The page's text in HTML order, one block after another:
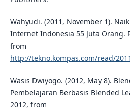
Wahyudi. (2011, November 1).
Internet Indonesia 55 Juta Orang.
from
http://tekno.kompas.com/read/
Wasis Dwiyogo. (2012, May 8).
Pembelajaran Berbasis Blended
2012, from